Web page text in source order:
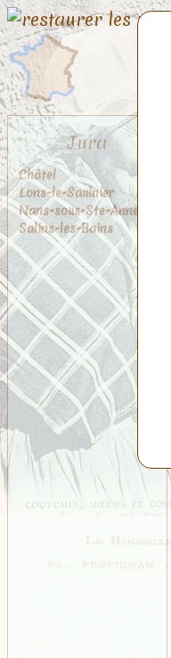
Jura
Châtel
Lons-le-Saulnier
Nans-sous-Ste-Anne
Salins-les-Bains